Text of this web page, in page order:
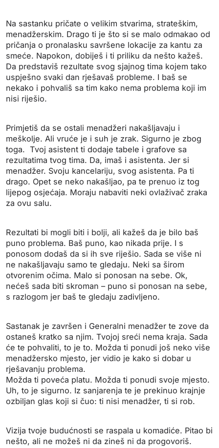
Na sastanku pričate o velikim stvarima, strateškim,
menadžerskim. Drago ti je što si se malo odmakao od
pričanja o pronalasku savršene lokacije za kantu za
smeće. Napokon, dobiješ i ti priliku da nešto kažeš.
Da predstaviš rezultate svog sjajnog tima kojem tako
uspješno svaki dan rješavaš probleme. I baš se
nekako i pohvališ sa tim kako nema problema koji im
nisi riješio.
Primjetiš da se ostali menadžeri nakašljavaju i
meškolje. Ali vruće je i suh je zrak. Sigurno je zbog
toga. Tvoj asistent ti dodaje tabele i grafove sa
rezultatima tvog tima. Da, imaš i asistenta. Jer si
menadžer. Svoju kancelariju, svog asistenta. Pa ti
drago. Opet se neko nakašljao, pa te prenuo iz tog
lijepog osjećaja. Moraju nabaviti neki ovlaživač zraka
za ovu salu.
Rezultati bi mogli biti i bolji, ali kažeš da je bilo baš
puno problema. Baš puno, kao nikada prije. I s
ponosom dodaš da si ih sve riješio. Sada se više ni
ne nakašljavaju samo te gledaju. Neki sa širom
otvorenim očima. Malo si ponosan na sebe. Ok,
nećeš sada biti skroman – puno si ponosan na sebe,
s razlogom jer baš te gledaju zadivljeno.
Sastanak je završen i Generalni menadžer te zove da
ostaneš kratko sa njim. Tvojoj sreći nema kraja. Sada
će te pohvaliti, to je to. Možda ti ponudi još neko više
menadžersko mjesto, jer vidio je kako si dobar u
rješavanju problema.
Možda ti poveća platu. Možda ti ponudi svoje mjesto.
Uh, to je sigurno. Iz sanjarenja te je prekinuo krajnje
ozbiljan glas koji si čuo: ti nisi menadžer, ti si rob.
Vizija tvoje budućnosti se raspala u komadiće. Pitao bi
nešto, ali ne možeš ni da zineš ni da progovoriš.